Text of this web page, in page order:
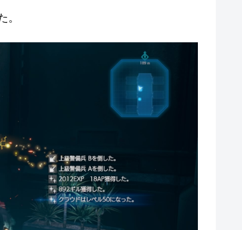
。